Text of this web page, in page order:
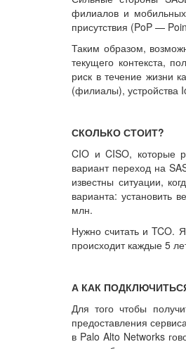
филиалов и мобильных
присутствия (PoP —
Таким образом,
текущего контекста,
риск в течение жизни
(филиалы), устройства
СКОЛЬКО СТОИТ?
CIO и CISO, которые
вариант переход на
известны ситуации,
варианта:
млн.
Нужно считать и TCO.
происходит каждые 5
А КАК
Для того чтобы
предоставления
в Palo Alto Networks